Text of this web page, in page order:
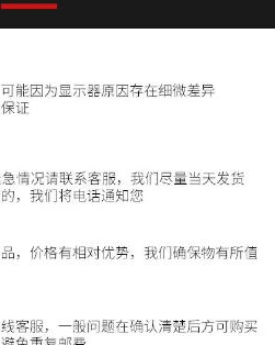
着购买数量不同或所选规格不同而
成协议，以线下协议的结算价格为
购买，则最终以订单结算页价格为
动价格，也可能随着购买数量不同
图）以文字或者图片形式标注的抢